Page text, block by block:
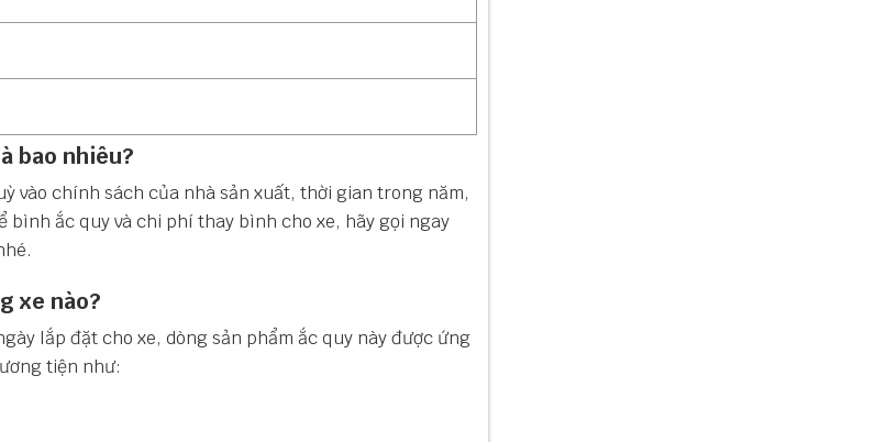
bao nhiêu?
vào chính sách của nhà sản xuất, thời gian trong năm,
ắc quy và chi phí thay bình cho xe, hãy gọi ngay
xe nào?
lắp đặt cho xe, dòng sản phẩm ắc quy này được ứng
tiện như: